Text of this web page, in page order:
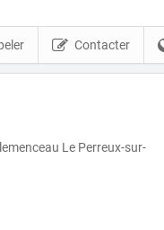
Contacter
Le Perreux-sur-